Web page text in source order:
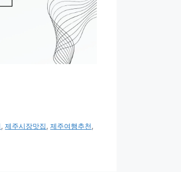
,제주시장맛집,제주여행추천,